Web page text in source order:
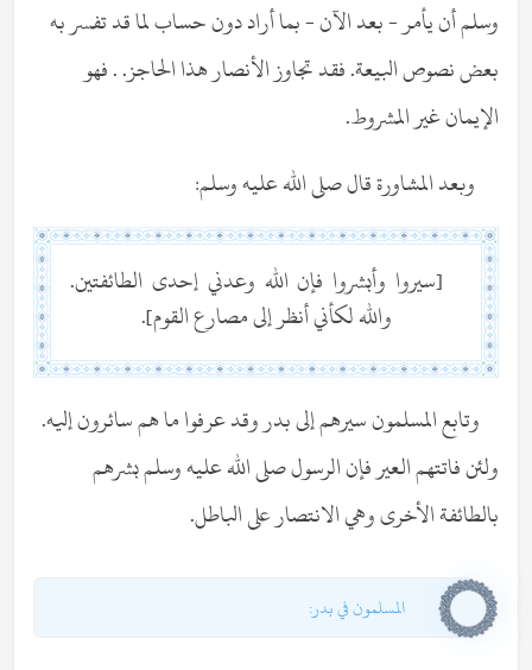
وسلم أن يأمر - بعد الآن - بما أراد دون حساب لما قد تفسر به
بعض نصوص البيعة. فقد تجاوز الأنصار هذا الحاجز. . فهو
الإيمان غير المشروط.
وبعد المشاورة قال صلى الله عليه وسلم:
[سيروا وأبشروا فإن الله وعدني إحدى الطائفتين.
والله لكأني أنظر إلى مصارع القوم].
وتابع المسلمون سيرهم إلى بدر وقد عرفوا ما هم سائرون إليه.
ولئن فاتتهم العير فإن الرسول صلى الله عليه وسلم بشرهم
بالطائفة الأخرى وهي الانتصار على الباطل.
المسلمون في بدر: